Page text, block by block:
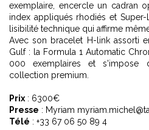
exemplaire, encercle un cadran
index appliqués rhodiés et
lisibilité technique qui affirme
Avec son bracelet H-link assorti
Gulf : la Formula 1 Automatic
000 exemplaires et
collection premium.
Prix : 6300€
Presse : Myriam
Télé : +33 67 06 50 89 4